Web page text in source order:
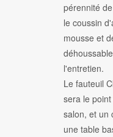
pérennité
le coussin
mousse et
l'entretien.
Le fauteuil
sera le
salon, et un
une table